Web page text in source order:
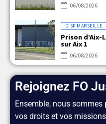
06/08/2026
DISP MARSEILLE
Prison d’Aix-
sur Aix 1
06/08/2026
Rejoignez FO
Ensemble, nous
vos droits et vos